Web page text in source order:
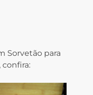
Sorvetão para
confira: